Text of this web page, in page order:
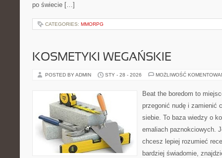
po świecie […]
CATEGORIES: MMORPG
KOSMETYKI WEGAŃSKIE
POSTED BY ADMIN STY - 28 - 2026 MOŻLIWOŚĆ
Beat the boredom to
przegonić nudę i zamienić
siebie. To baza wiedzy o
emaliach paznokciowych.
chcesz lepiej rozumieć
bardziej świadomie,